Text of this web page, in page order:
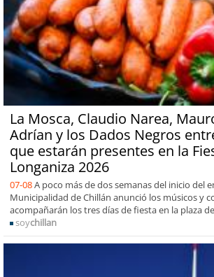
La Mosca, Claudio Narea,
Adrían y los Dados Negros
que estarán presentes en la
Longaniza 2026
07-08A poco más de dos semanas del inicio del
Municipalidad de Chillán anunció los músicos y
acompañarán los tres días de fiesta en la plaza
soychillan